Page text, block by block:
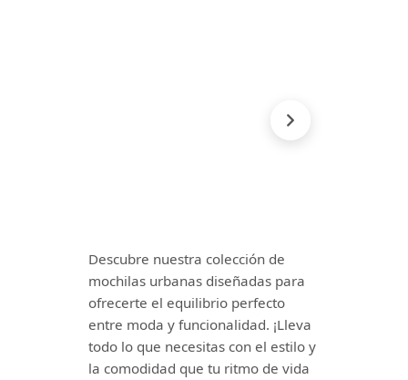
Descubre nuestra colección de
mochilas urbanas diseñadas para
ofrecerte el equilibrio perfecto
entre moda y funcionalidad. ¡Lleva
todo lo que necesitas con el estilo y
la comodidad que tu ritmo de vida